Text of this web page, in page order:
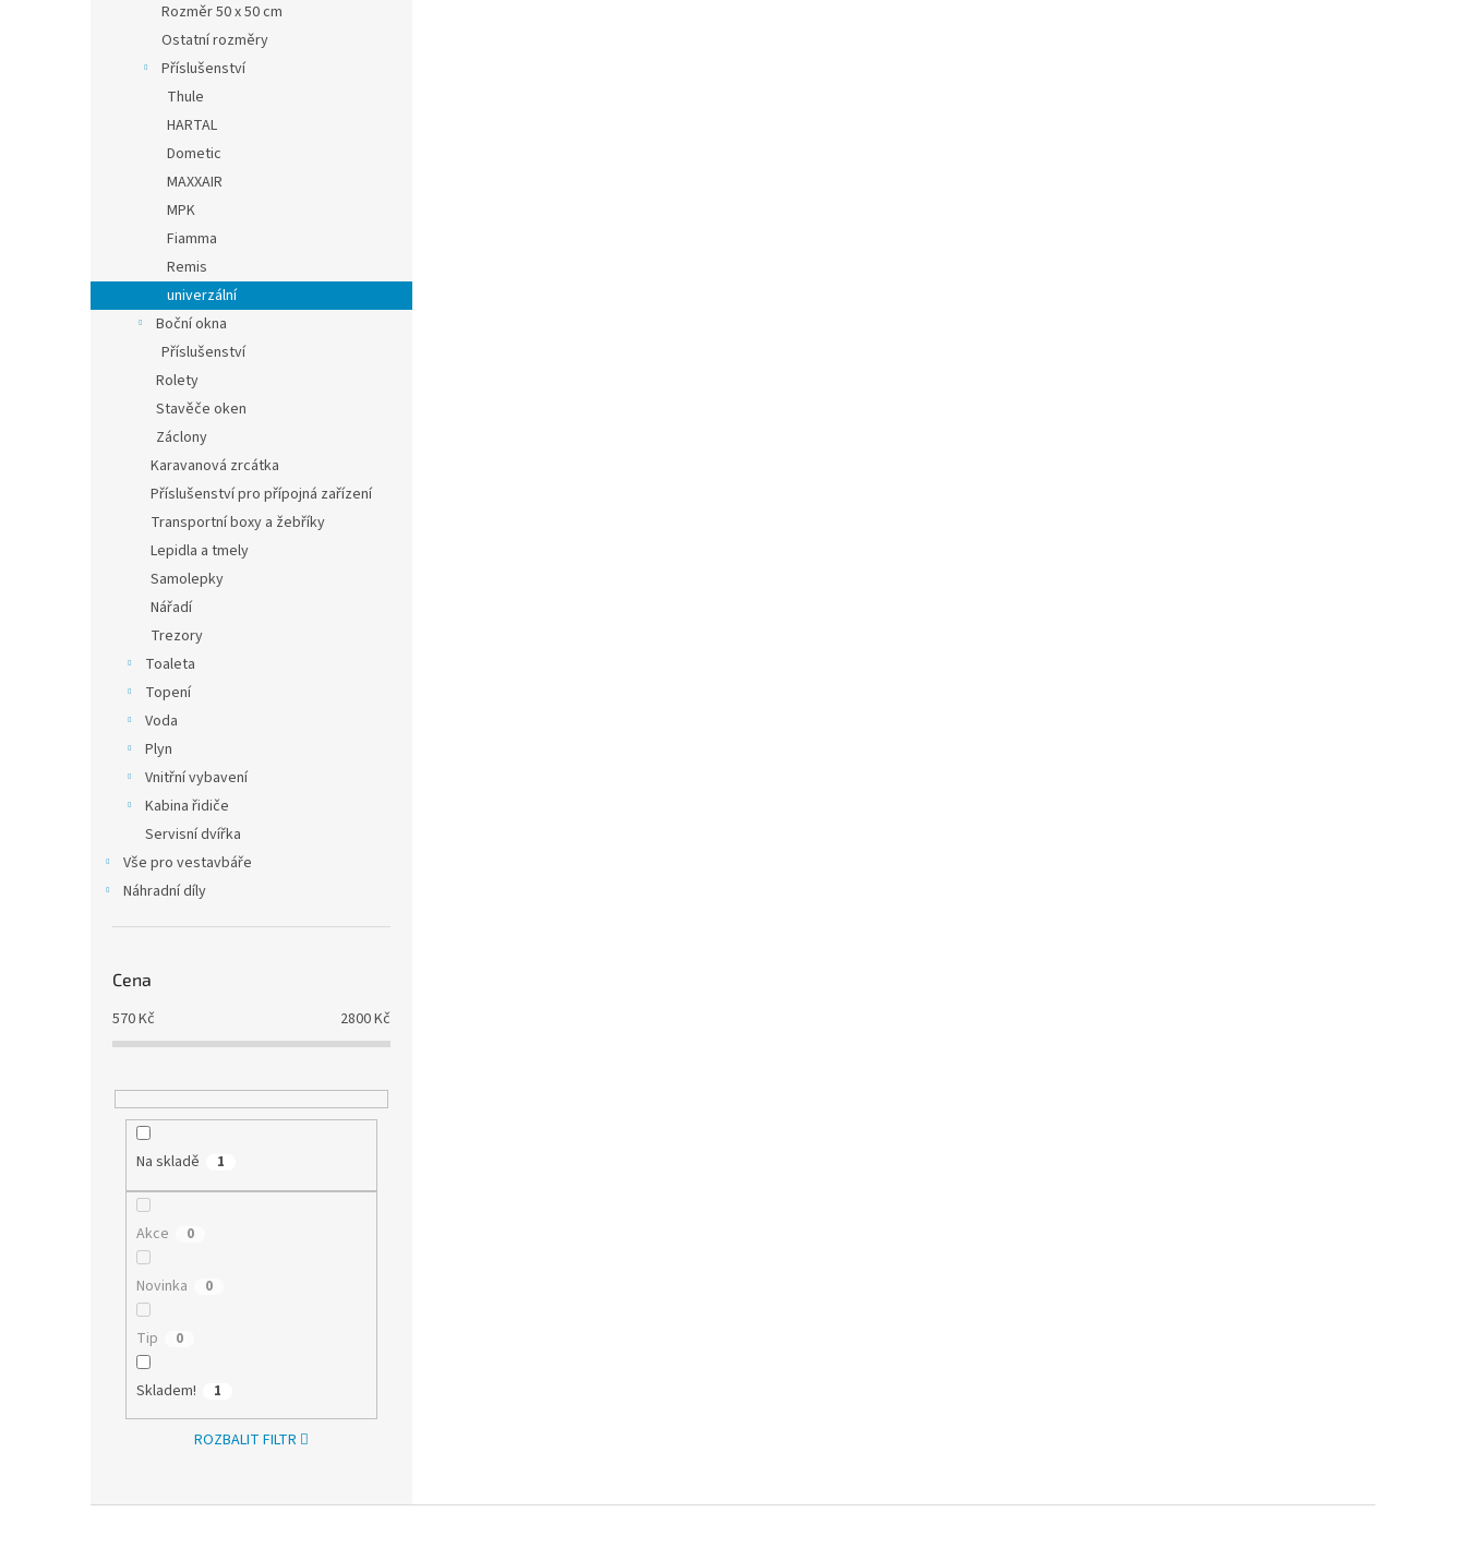
Rozměr 50 x 50 cm
Ostatní rozměry
Příslušenství
Thule
HARTAL
Dometic
MAXXAIR
MPK
Fiamma
Remis
univerzální
Boční okna
Příslušenství
Rolety
Stavěče oken
Záclony
Karavanová zrcátka
Příslušenství pro přípojná zařízení
Transportní boxy a žebříky
Lepidla a tmely
Samolepky
Nářadí
Trezory
Toaleta
Topení
Voda
Plyn
Vnitřní vybavení
Kabina řidiče
Servisní dvířka
Vše pro vestavbáře
Náhradní díly
Cena
570Kč 2800Kč
Na skladě 1
Akce 0
Novinka 0
Tip 0
Skladem! 1
ROZBALIT FILTR